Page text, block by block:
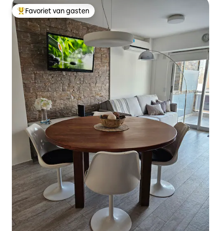
Topfavoriet van gasten
Favoriet van gasten